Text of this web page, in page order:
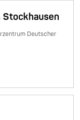
Stockhausen
Deutscher